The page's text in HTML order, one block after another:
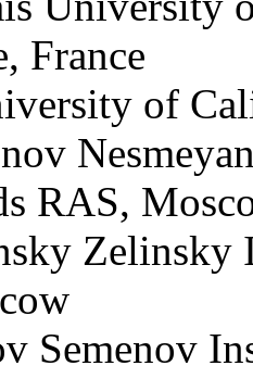
France
of
RAS,
Zelinsky
Semenov